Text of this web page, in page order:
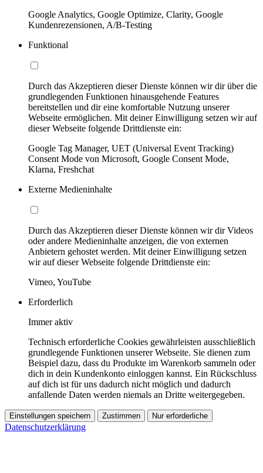
Google Analytics, Google Optimize, Clarity, Google
Kundenrezensionen, A/B-Testing
Funktional
Durch das Akzeptieren dieser Dienste können wir dir über die
grundlegenden Funktionen hinausgehende Features
bereitstellen und dir eine komfortable Nutzung unserer
Webseite ermöglichen. Mit deiner Einwilligung setzen wir auf
dieser Webseite folgende Drittdienste ein:
Google Tag Manager, UET (Universal Event Tracking)
Consent Mode von Microsoft, Google Consent Mode,
Klarna, Freshchat
Externe Medieninhalte
Durch das Akzeptieren dieser Dienste können wir dir Videos
oder andere Medieninhalte anzeigen, die von externen
Anbietern gehostet werden. Mit deiner Einwilligung setzen
wir auf dieser Webseite folgende Drittdienste ein:
Vimeo, YouTube
Erforderlich
Immer aktiv
Technisch erforderliche Cookies gewährleisten ausschließlich
grundlegende Funktionen unserer Webseite. Sie dienen zum
Beispiel dazu, dass du Produkte im Warenkorb sammeln oder
dich in dein Kundenkonto einloggen kannst. Ein Rückschluss
auf dich ist für uns dadurch nicht möglich und dadurch
anfallende Daten werden niemals an Dritte weitergegeben.
Einstellungen speichern Zustimmen Nur erforderliche
Datenschutzerklärung